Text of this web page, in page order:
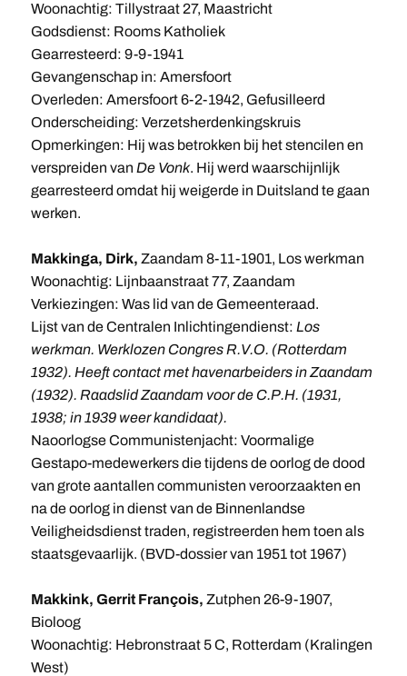
Woonachtig: Tillystraat 27, Maastricht
Godsdienst: Rooms Katholiek
Gearresteerd: 9-9-1941
Gevangenschap in: Amersfoort
Overleden: Amersfoort 6-2-1942, Gefusilleerd
Onderscheiding: Verzetsherdenkingskruis
Opmerkingen: Hij was betrokken bij het stencilen en
verspreiden van De Vonk. Hij werd waarschijnlijk
gearresteerd omdat hij weigerde in Duitsland te gaan
werken.
Makkinga, Dirk, Zaandam 8-11-1901, Los werkman
Woonachtig: Lijnbaanstraat 77, Zaandam
Verkiezingen: Was lid van de Gemeenteraad.
Lijst van de Centralen Inlichtingendienst: Los
werkman. Werklozen Congres R.V.O. (Rotterdam
1932). Heeft contact met havenarbeiders in Zaandam
(1932). Raadslid Zaandam voor de C.P.H. (1931,
1938; in 1939 weer kandidaat).
Naoorlogse Communistenjacht: Voormalige
Gestapo-medewerkers die tijdens de oorlog de dood
van grote aantallen communisten veroorzaakten en
na de oorlog in dienst van de Binnenlandse
Veiligheidsdienst traden, registreerden hem toen als
staatsgevaarlijk. (BVD-dossier van 1951 tot 1967)
Makkink, Gerrit François, Zutphen 26-9-1907,
Bioloog
Woonachtig: Hebronstraat 5 C, Rotterdam (Kralingen
West)